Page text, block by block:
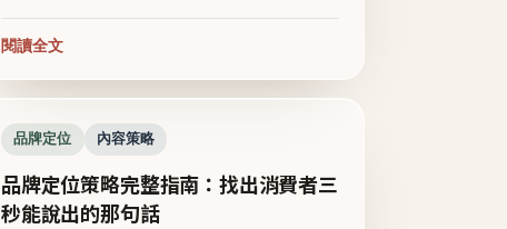
閱讀全文
品牌定位 內容策略
品牌定位策略完整指南：找出消費者三
秒能說出的那句話